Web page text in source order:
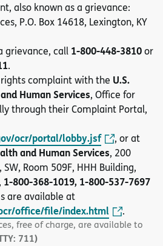
also known as a grievance:
P.O. Box 14618, Lexington, KY
grievance, call 1-800-448-3810or
.
complaint with the U.S.
Human Services, Office for
through their Complaint Portal,
ocr/portal/lobby.jsf , or at
and Human Services, 200
Room 509F, HHH Building,
1-800-368-1019, 1-800-537-7697
are available at
office/file/index.html .
free of charge, are available to
711)